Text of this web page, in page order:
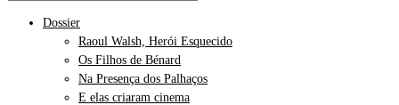
Dossier
Raoul Walsh, Herói Esquecido
Os Filhos de Bénard
Na Presença dos Palhaços
E elas criaram cinema